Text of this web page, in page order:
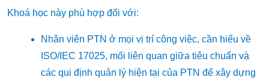
Khoá học này phù hợp đối với:
Nhân viên PTN ở mọi vị trí công việc, cần hiểu về
ISO/IEC 17025, mối liên quan giữa tiêu chuẩn và
các qui định quản lý hiện tại của PTN để xây dựng